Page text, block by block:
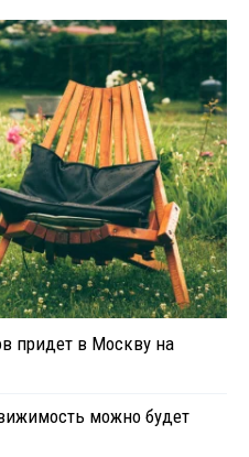
придет в Москву на
можно будет